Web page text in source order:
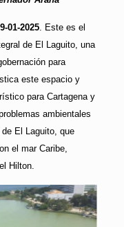
01-2025. Este es el
de El Laguito, una
para
este espacio y
para Cartagena y
ambientales
El Laguito, que
el mar Caribe,
Hilton.